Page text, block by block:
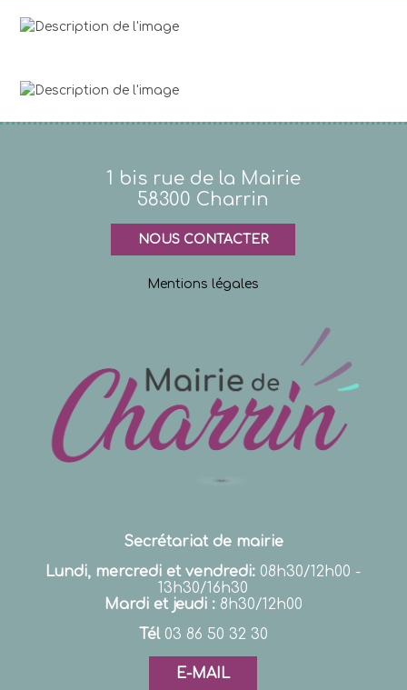
1 bis rue de la Mairie
58300 Charrin
NOUS CONTACTER
Mentions légales
Secrétariat de mairie
Lundi, mercredi et vendredi: 08h30/12h00 -
13h30/16h30
Mardi et jeudi : 8h30/12h00
Tél03 86 50 32 30
E-MAIL